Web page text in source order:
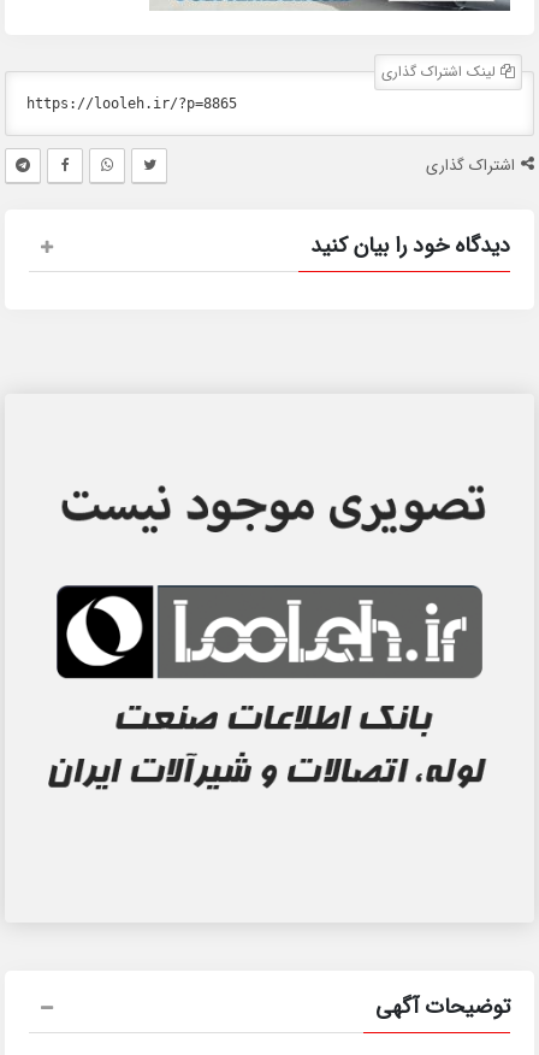
لینک اشتراک گذاری
اشتراک گذاری
دیدگاه خود را بیان کنید
توضیحات آگهی